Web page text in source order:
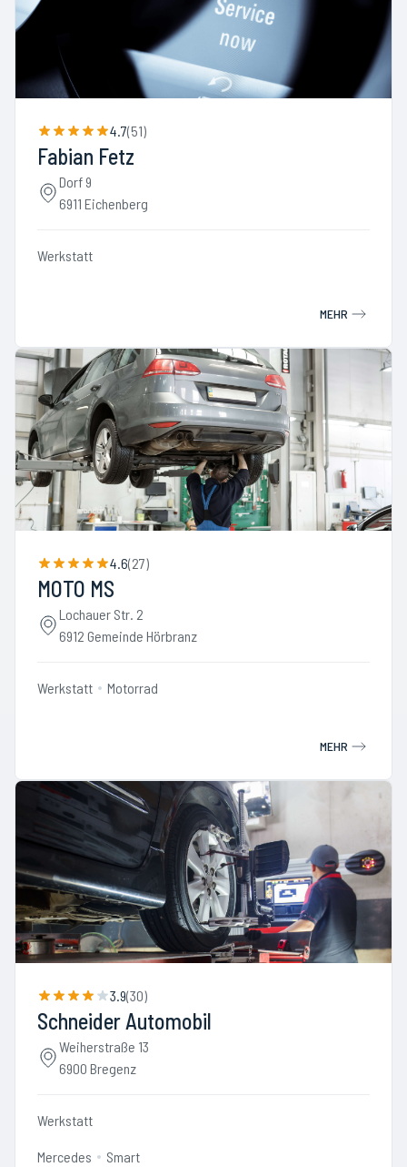
4.7(51)
Fabian Fetz
Dorf 9
6911 Eichenberg
Werkstatt
MEHR
4.6(27)
MOTO MS
Lochauer Str. 2
6912 Gemeinde Hörbranz
Werkstatt Motorrad
MEHR
3.9(30)
Schneider Automobil
Weiherstraße 13
6900 Bregenz
Werkstatt
Mercedes Smart